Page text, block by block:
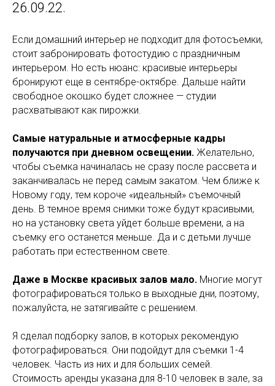
26.09.22.
Если домашний интерьер не подходит для фотосъемки,
стоит забронировать фотостудию с праздничным
интерьером. Но есть нюанс: красивые интерьеры
бронируют еще в сентябре-октябре. Дальше найти
свободное окошко будет сложнее — студии
расхватывают как пирожки.
Самые натуральные и атмосферные кадры
получаются при дневном освещении. Желательно,
чтобы съемка начиналась не сразу после рассвета и
заканчивалась не перед самым закатом. Чем ближе к
Новому году, тем короче «идеальный» съемочный
день. В темное время снимки тоже будут красивыми,
но на установку света уйдет больше времени, а на
съемку его останется меньше. Да и с детьми лучше
работать при естественном свете.
Даже в Москве красивых залов мало. Многие могут
фотографироваться только в выходные дни, поэтому,
пожалуйста, не затягивайте с решением.
Я сделал подборку залов, в которых рекомендую
фотографироваться. Они подойдут для съемки 1-4
человек. Часть из них и для больших семей.
Стоимость аренды указана для 8-10 человек в зале, за